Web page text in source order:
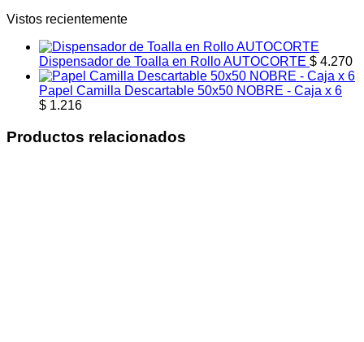
Vistos recientemente
Dispensador de Toalla en Rollo AUTOCORTE $ 4.270
Papel Camilla Descartable 50x50 NOBRE - Caja x 6
$ 1.216
Productos relacionados